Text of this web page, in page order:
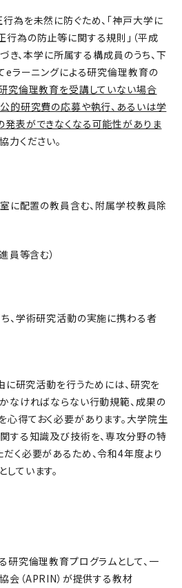
為を未然に防ぐため、「神戸大学に
為の防止等に関する規則」（平成
、本学に所属する構成員のうち、下
eラーニングによる研究倫理教育の
究倫理教育を受講していない場合
的研究費の応募や執行、あるいは学
表ができなくなる可能性がありま
力ください。
室に配置の教員含む、附属学校教員除
員等含む）
、学術研究活動の実施に携わる者
研究活動を行うためには、研究を
なければならない行動規範、成果の
得ておく必要があります。大学院生
する知識及び技術を、専攻分野の特
く必要があるため、令和4年度より
ています。
研究倫理教育プログラムとして、一
（APRIN）が提供する教材